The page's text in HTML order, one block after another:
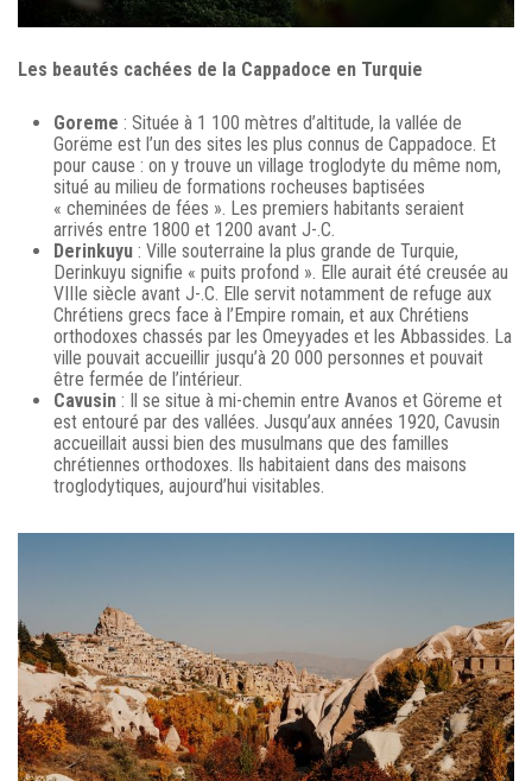
Les beautés cachées de la Cappadoce en Turquie
Goreme : Située à 1 100 mètres d’altitude, la vallée de
Gorëme est l’un des sites les plus connus de Cappadoce. Et
pour cause : on y trouve un village troglodyte du même nom,
situé au milieu de formations rocheuses baptisées
« cheminées de fées ». Les premiers habitants seraient
arrivés entre 1800 et 1200 avant J-.C.
Derinkuyu : Ville souterraine la plus grande de Turquie,
Derinkuyu signifie « puits profond ». Elle aurait été creusée au
VIIIe siècle avant J-.C. Elle servit notamment de refuge aux
Chrétiens grecs face à l’Empire romain, et aux Chrétiens
orthodoxes chassés par les Omeyyades et les Abbassides. La
ville pouvait accueillir jusqu’à 20 000 personnes et pouvait
être fermée de l’intérieur.
Cavusin : Il se situe à mi-chemin entre Avanos et Göreme et
est entouré par des vallées. Jusqu’aux années 1920, Cavusin
accueillait aussi bien des musulmans que des familles
chrétiennes orthodoxes. Ils habitaient dans des maisons
troglodytiques, aujourd’hui visitables.